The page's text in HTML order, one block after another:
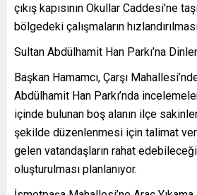
çıkış kapısının Okullar Caddesi’ne
bölgedeki çalışmaların
Sultan Abdülhamit Han Parkı’na
Başkan Hamamcı, Çarşı
Abdülhamit Han Parkı’nda
içinde bulunan boş alanın ilçe
şekilde düzenlenmesi için talimat
gelen vatandaşların rahat
oluşturulması planlanıyor.